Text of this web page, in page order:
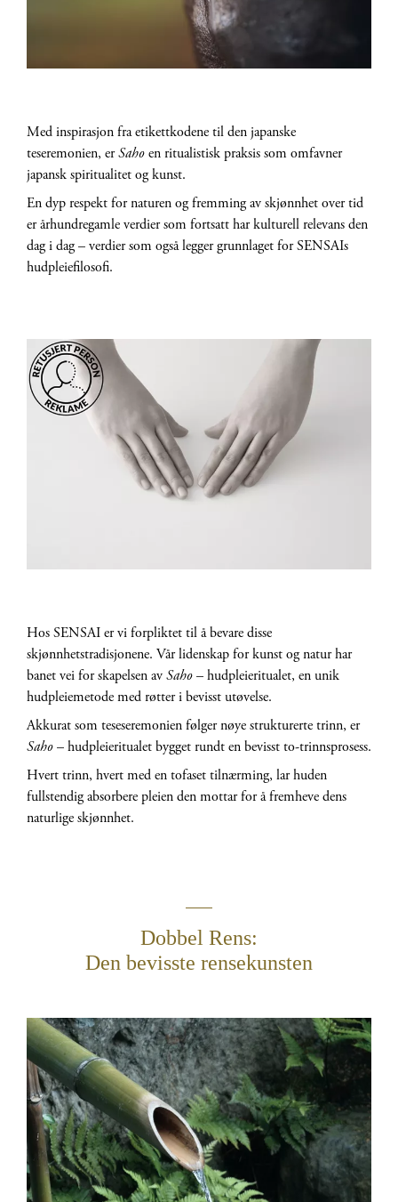
Med inspirasjon fra etikettkodene til den japanske
teseremonien, erSahoen ritualistisk praksis som omfavner
japansk spiritualitet og kunst.
En dyp respekt for naturen og fremming av skjønnhet over tid
er århundregamle verdier som fortsatt har kulturell relevans den
dag i dag – verdier som også legger grunnlaget for SENSAIs
hudpleiefilosofi.
Hos SENSAI er vi forpliktet til å bevare disse
skjønnhetstradisjonene. Vår lidenskap for kunst og natur har
banet vei for skapelsen avSaho– hudpleieritualet, en unik
hudpleiemetode med røtter i bevisst utøvelse.
Akkurat som teseseremonien følger nøye strukturerte trinn, er
Saho– hudpleieritualet bygget rundt en bevisst to-trinnsprosess.
Hvert trinn, hvert med en tofaset tilnærming, lar huden
fullstendig absorbere pleien den mottar for å fremheve dens
naturlige skjønnhet.
Dobbel Rens:
Den bevisste rensekunsten